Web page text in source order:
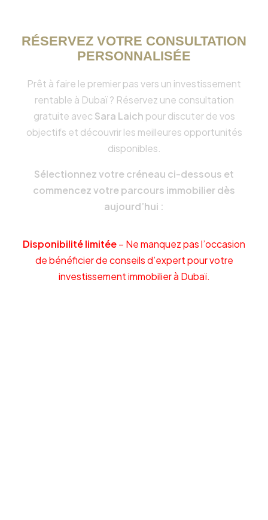
RÉSERVEZ VOTRE CONSULTATION
PERSONNALISÉE
Prêt à faire le premier pas vers un investissement
rentable à Dubaï ? Réservez une consultation
gratuite avec Sara Laich pour discuter de vos
objectifs et découvrir les meilleures opportunités
disponibles.
Sélectionnez votre créneau ci-dessous et
commencez votre parcours immobilier dès
aujourd’hui :
Disponibilité limitée– Ne manquez pas l’occasion
de bénéficier de conseils d’expert pour votre
investissement immobilier à Dubaï.